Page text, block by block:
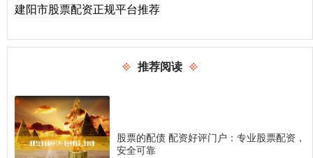
建阳市股票配资正规平台推荐
推荐阅读
股票的配债 配资好评门户：专业股票配资，
安全可靠